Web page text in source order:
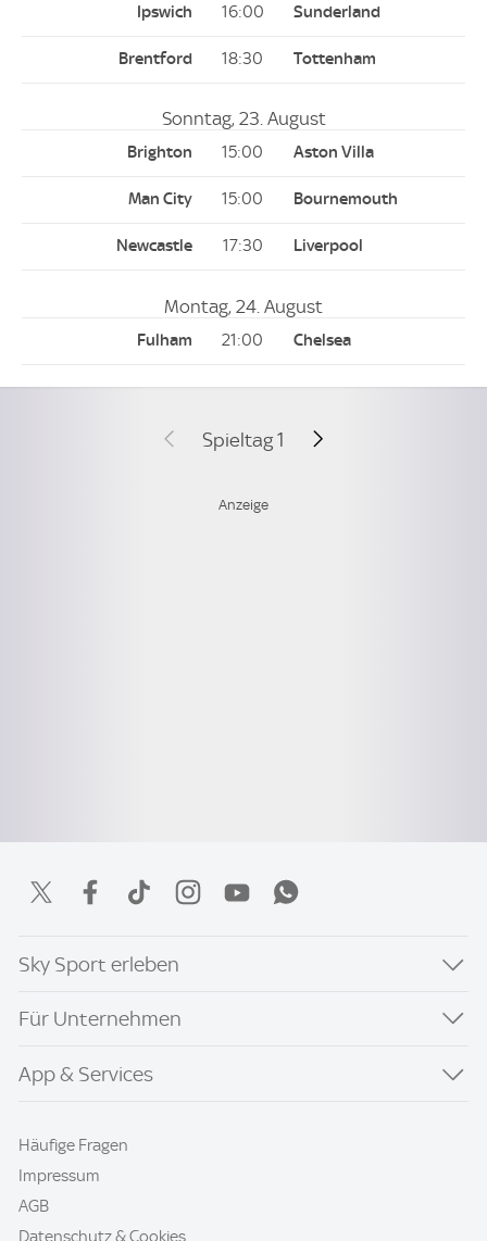
16:00
18:30
Sonntag, 23. August
15:00
15:00
17:30
Montag, 24. August
21:00
Spieltag 1
Sky Sport erleben
Für Unternehmen
App & Services
Häufige Fragen
Impressum
AGB
Datenschutz & Cookies